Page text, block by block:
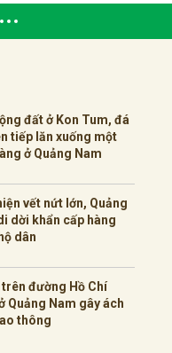
đất ở Kon Tum, đá
tiếp lăn xuống một
ở Quảng Nam
vết nứt lớn, Quảng
dời khẩn cấp hàng
dân
đường Hồ Chí
Quảng Nam gây ách
thông